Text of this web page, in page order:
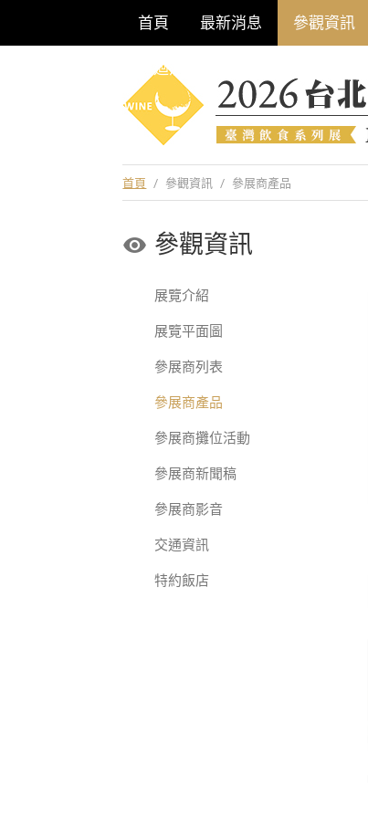
首頁 最新消息 參觀資訊
巡迴酒展系列
首頁 / 參觀資訊 / 參展商產品
參觀資訊
展覽介紹
展覽平面圖
參展商列表
參展商產品
參展商攤位活動
參展商新聞稿
參展商影音
交通資訊
特約飯店